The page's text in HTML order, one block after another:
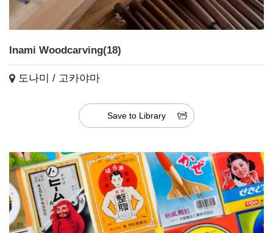
Inami Woodcarving(18)
도나미 / 고카야마
Save to Library